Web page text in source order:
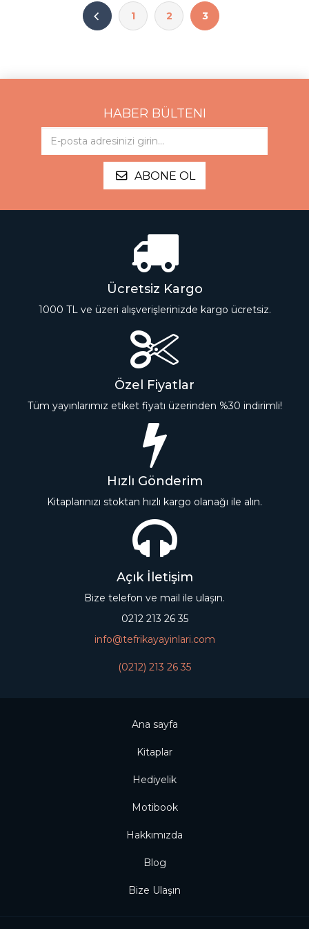
Dergi’de 3 yıl boyunca yayın yönetmenliği yaptı. Tefrika
Yayınları bünyesinde çeviri kitaplar ve çocuk kitapları
1 2 3
HABER BÜLTENI
ABONE OL
Ücretsiz Kargo
1000 TL ve üzeri alışverişlerinizde kargo ücretsiz.
Özel Fiyatlar
Tüm yayınlarımız etiket fiyatı üzerinden %30 indirimli!
Hızlı Gönderim
Kitaplarınızı stoktan hızlı kargo olanağı ile alın.
Açık İletişim
Bize telefon ve mail ile ulaşın.
0212 213 26 35
info@tefrikayayinlari.com
(0212) 213 26 35
Ana sayfa
Kitaplar
Hediyelik
Motibook
Hakkımızda
Blog
Bize Ulaşın